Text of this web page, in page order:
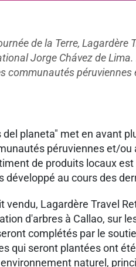
de la Terre,
Jorge Chávez de
communautés péruviennes
planeta" met en avant
péruviennes et/
de produits locaux
développé au cours des
vendu, Lagardère Travel
d'arbres à Callao, sur
complétés par le
qui seront plantées ont
naturel,